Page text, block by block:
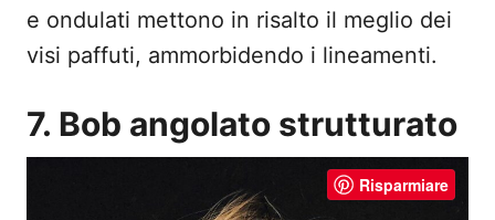
e ondulati mettono in risalto il meglio dei
visi paffuti, ammorbidendo i lineamenti.
7. Bob angolato strutturato
Risparmiare